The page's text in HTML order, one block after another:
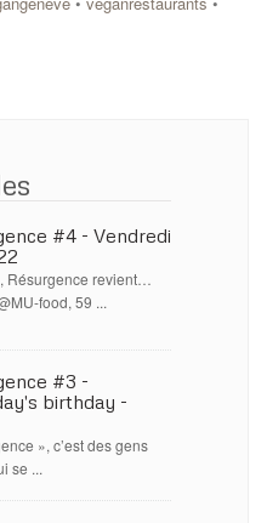
#4 - Vendredi
Résurgence revient…
food, 59 ...
#3 -
birthday -
», c’est des gens
se ...